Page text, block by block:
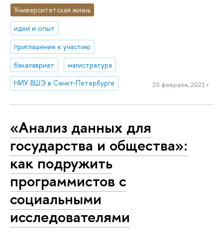
Университетская жизнь
идеи и опыт
приглашение к участию
бакалавриат
магистратура
НИУ ВШЭ в Санкт-Петербурге
20 февраля, 2021 г.
«Анализ данных для
государства и общества»:
как подружить
программистов с
социальными
исследователями